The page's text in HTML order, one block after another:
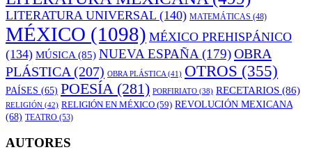
LITERATURA UNIVERSAL (140) MATEMÁTICAS (48)
MÉXICO (1098) MÉXICO PREHISPÁNICO
(134) MÚSICA (85) NUEVA ESPAÑA (179)OBRA
PLÁSTICA (207) OBRA PLÁSTICA (41) OTROS (355)
PAÍSES (65) POESÍA (281) PORFIRIATO (38) RECETARIOS (86)
RELIGIÓN (42) RELIGIÓN EN MÉXICO (59) REVOLUCIÓN MEXICANA
(68) TEATRO (53)
AUTORES